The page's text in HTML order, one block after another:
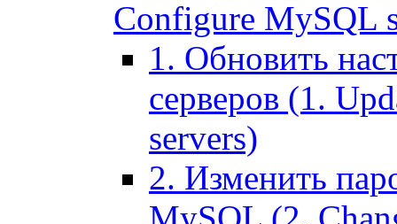
Configure MySQL
1. Обновить
серверов (1.
servers)
2. Изменить